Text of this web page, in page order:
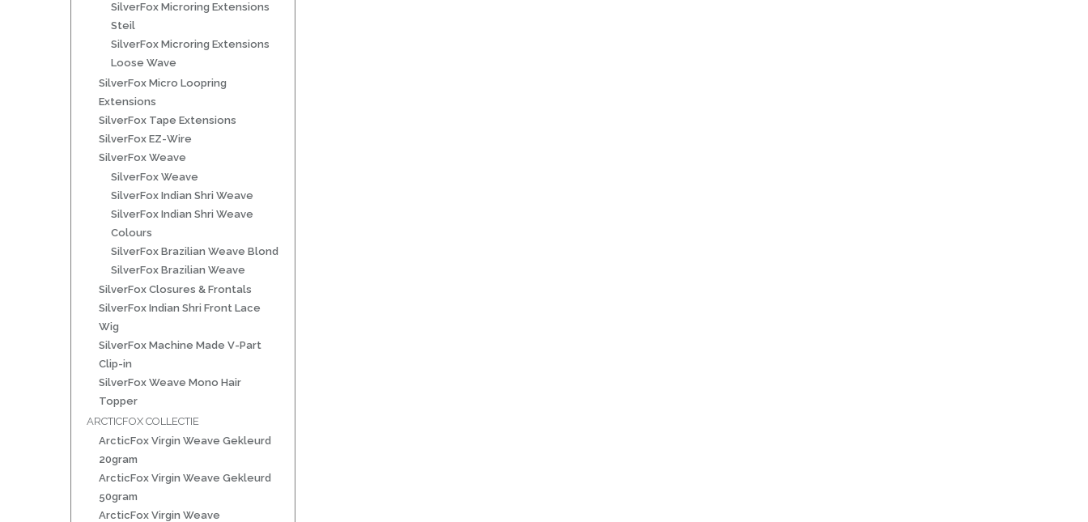
SilverFox Microring Extensions
Steil
SilverFox Microring Extensions
Loose Wave
SilverFox Micro Loopring
Extensions
SilverFox Tape Extensions
SilverFox EZ-Wire
SilverFox Weave
SilverFox Weave
SilverFox Indian Shri Weave
SilverFox Indian Shri Weave
Colours
SilverFox Brazilian Weave Blond
SilverFox Brazilian Weave
SilverFox Closures & Frontals
SilverFox Indian Shri Front Lace
Wig
SilverFox Machine Made V-Part
Clip-in
SilverFox Weave Mono Hair
Topper
ARCTICFOX COLLECTIE
ArcticFox Virgin Weave Gekleurd
20gram
ArcticFox Virgin Weave Gekleurd
50gram
ArcticFox Virgin Weave